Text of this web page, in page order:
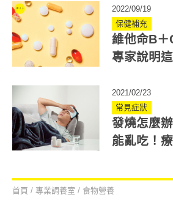
2022/09/19
保健補充
維他命B＋
專家說明
2021/02/23
常見症狀
發燒怎麼
能亂吃！
首頁 / 專業調養室 / 食物營養